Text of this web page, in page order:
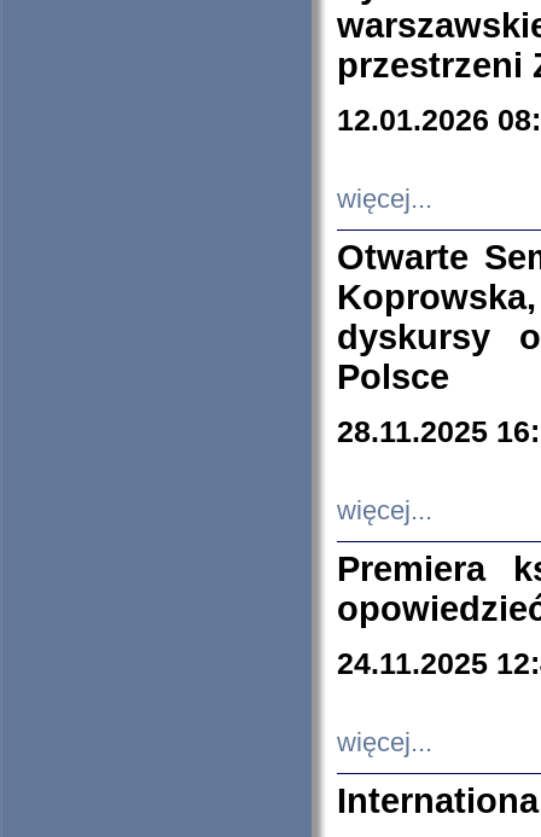
przestrzeni
12.01.2026
więcej...
Otwarte
dyskursy
Polsce
28.11.2025
więcej...
Premiera
24.11.2025
więcej...